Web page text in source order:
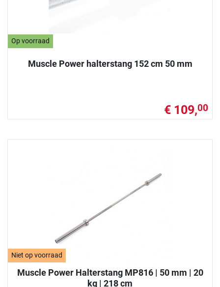
Op voorraad
Muscle Power halterstang 152 cm 50 mm
€ 109,00
Niet op voorraad
Muscle Power Halterstang MP816 | 50 mm | 20
kg | 218 cm